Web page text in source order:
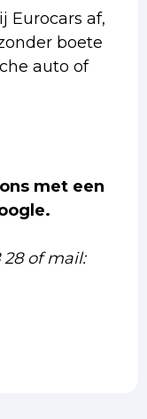
Eurocars af,
boete
auto of
met een
28 of mail: